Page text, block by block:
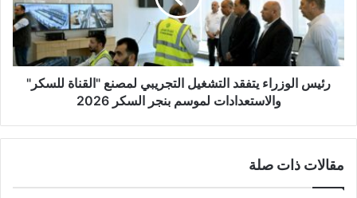
رئيس الوزراء يتفقد التشغيل التجريبي لمصنع "القناة للسكر"
والاستعدادات لموسم بنجر السكر 2026
مقالات ذات صلة